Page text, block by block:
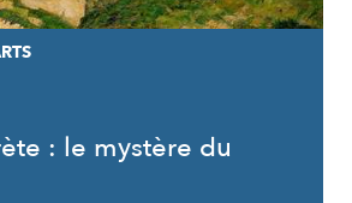
: le mystère du